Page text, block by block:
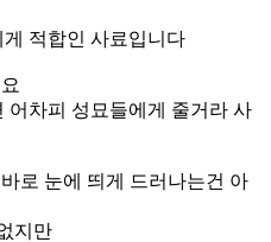
적합인 사료입니다
어차피 성묘들에게 줄거라 사
로 눈에 띄게 드러나는건 아
지만